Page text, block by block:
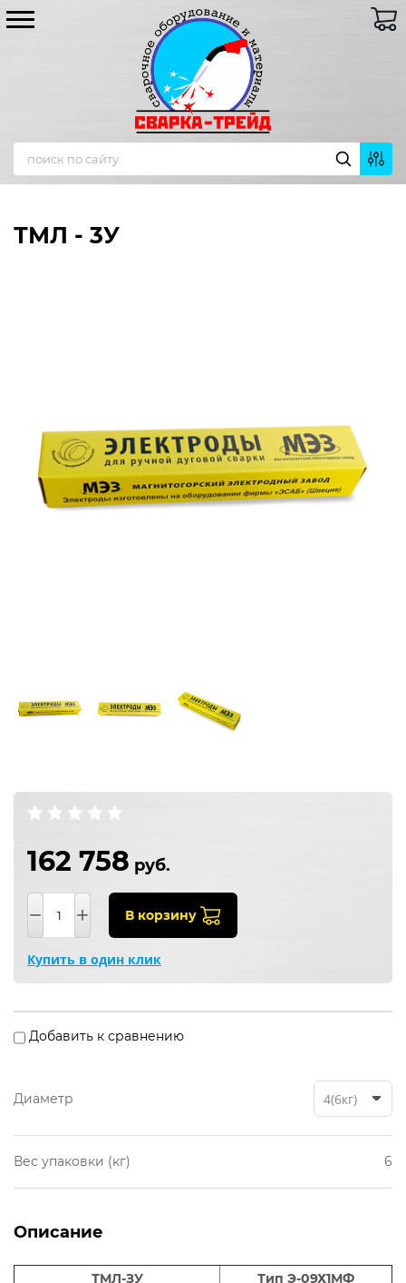
ТМЛ - 3У
162 758 руб.
− + В корзину
Купить в один клик
Добавить к сравнению
Диаметр 4(6кг)
Вес упаковки (кг) 6
Описание
ТМЛ-ЗУ
Тип Э-09Х1МФ